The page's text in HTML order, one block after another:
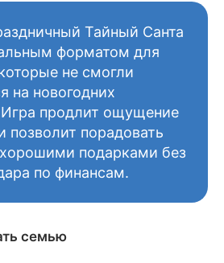
Тайный Санта
форматом для
не смогли
на новогодних
Игра продлит ощущение
позволит порадовать
хорошими подарками без
по финансам.
семью